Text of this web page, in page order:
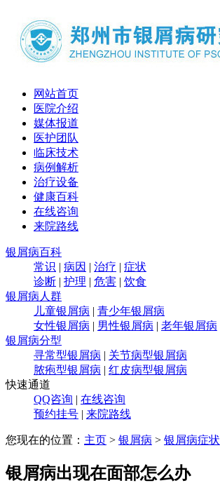
网站首页
医院介绍
媒体报道
医护团队
临床技术
病例解析
治疗设备
健康百科
在线咨询
来院路线
银屑病百科
常识 | 病因 | 治疗 | 症状
诊断 | 护理 | 危害 | 饮食
银屑病人群
儿童银屑病 | 青少年银屑病
女性银屑病 | 男性银屑病 | 老年银屑病
银屑病分型
寻常型银屑病 | 关节病型银屑病
脓疱型银屑病 | 红皮病型银屑病
快速通道
QQ咨询 | 在线咨询
预约挂号 | 来院路线
您现在的位置： 主页 > 银屑病 > 银屑病症状
银屑病出现在面部怎么办